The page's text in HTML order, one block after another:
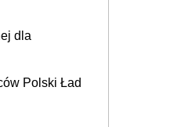
dla
Polski Ład